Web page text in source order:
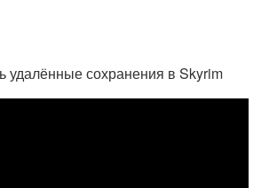
удалённые сохранения в Skyrim